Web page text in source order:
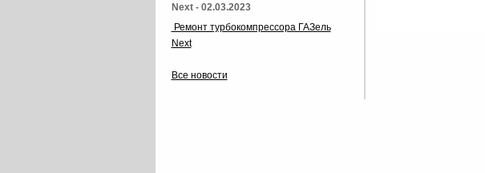
Next - 02.03.2023
Ремонт турбокомпрессора ГАЗель
Next
Все новости